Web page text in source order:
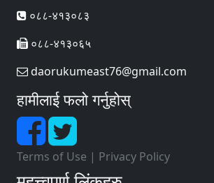
०८८-४१३०८३
०८८-४१३०६५
daorukumeast76@gmail.com
हामीलाई फलो गर्नुहोस्
Terms of Use | Privacy Policy